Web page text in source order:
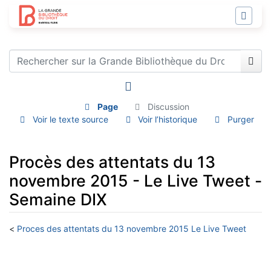
Page
Discussion
Voir le texte source
Voir l’historique Purger
Procès des attentats du 13
novembre 2015 - Le Live Tweet -
Semaine DIX
< Proces des attentats du 13 novembre 2015 Le Live Tweet